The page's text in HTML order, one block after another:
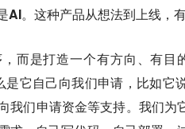
。 这种产品从想法到上线，
而是打造一个有方向、有目
它自己向我们申请，比如它
我们申请资金等支持。我们为